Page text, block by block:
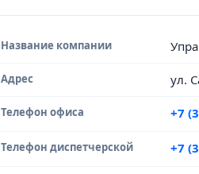
Название компании
Адрес ул.
Телефон офиса +7
Телефон диспетчерской +7